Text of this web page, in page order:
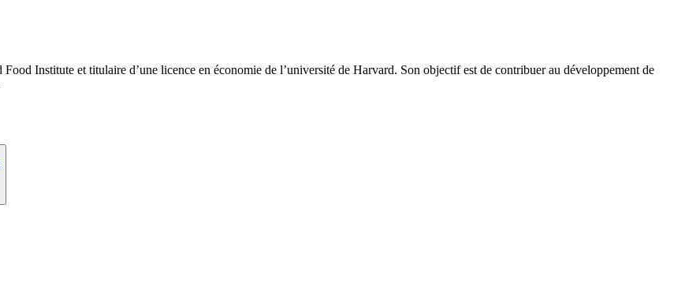
Food Institute et titulaire d’une licence en économie de l’université de Harvard. Son objectif est de contribuer au développement de